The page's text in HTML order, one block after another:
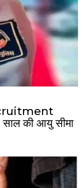
की आयु सीमा